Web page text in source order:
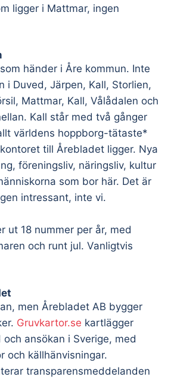
ligger i Mattmar, ingen
händer i Åre kommun. Inte
i Duved, Järpen, Kall, Storlien,
Mattmar, Kall, Vålådalen och
Kall står med två gånger
världens hoppborg-tätaste*
till Årebladet ligger. Nya
föreningsliv, näringsliv, kultur
som bor här. Det är
intressant, inte vi.
ut 18 nummer per år, med
och runt jul. Vanligtvis
men Årebladet AB bygger
Gruvkartor.se kartlägger
ansökan i Sverige, med
och källhänvisningar.
transparensmeddelanden